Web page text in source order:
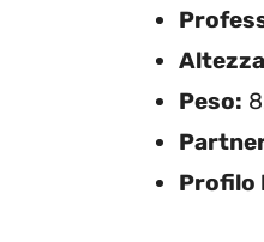
Altezza
Peso:
Profilo